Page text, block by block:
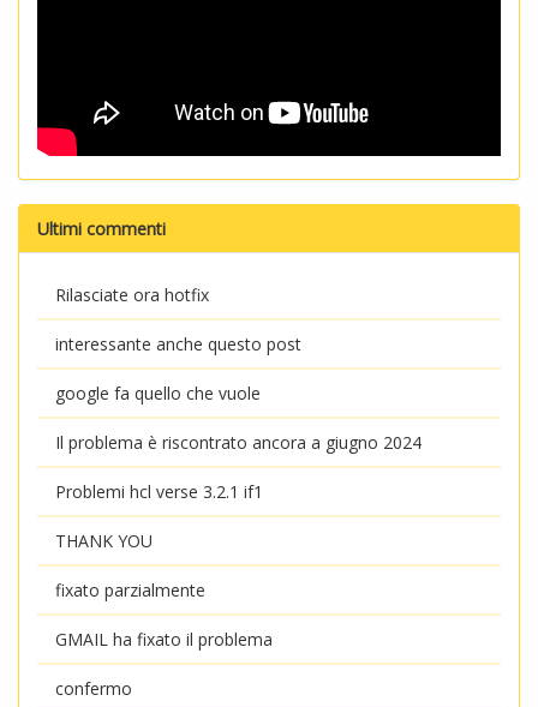
Ultimi commenti
Rilasciate ora hotfix
interessante anche questo post
google fa quello che vuole
Il problema è riscontrato ancora a giugno 2024
Problemi hcl verse 3.2.1 if1
THANK YOU
fixato parzialmente
GMAIL ha fixato il problema
confermo